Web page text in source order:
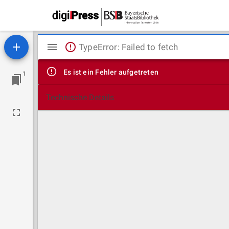
1
Mirador
Viewer
TypeError: Failed to fetch
Es ist ein Fehler aufgetreten
Technische Details